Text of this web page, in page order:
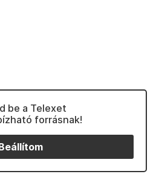
be a Telexet
forrásnak!